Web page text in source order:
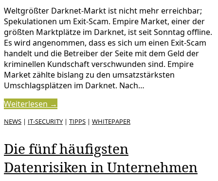
Weltgrößter Darknet-Markt ist nicht mehr erreichbar;
Spekulationen um Exit-Scam. Empire Market, einer der
größten Marktplätze im Darknet, ist seit Sonntag offline.
Es wird angenommen, dass es sich um einen Exit-Scam
handelt und die Betreiber der Seite mit dem Geld der
kriminellen Kundschaft verschwunden sind. Empire
Market zählte bislang zu den umsatzstärksten
Umschlagsplätzen im Darknet. Nach…
Weiterlesen →
NEWS | IT-SECURITY | TIPPS | WHITEPAPER
Die fünf häufigsten
Datenrisiken in Unternehmen